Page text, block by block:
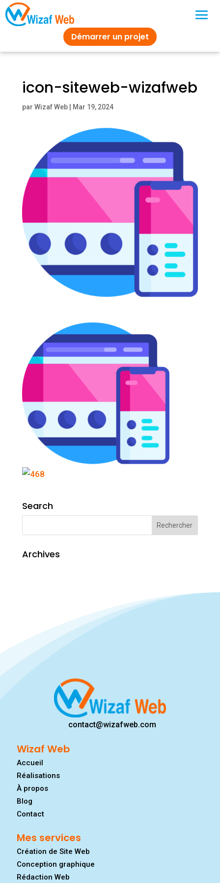
Démarrer un projet
icon-siteweb-wizafweb
par Wizaf Web| Mar 19, 2024
Search
Archives
contact@wizafweb.com
Wizaf Web
Accueil
Réalisations
À propos
Blog
Contact
Mes services
Création de Site Web
Conception graphique
Rédaction Web